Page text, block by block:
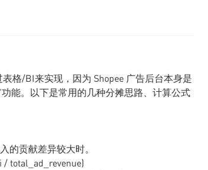
格/BI来实现，因为 Shopee 广告后台本身是
能。以下是常用的几种分摊思路、计算公式
的贡献差异较大时。
total_ad_revenue)